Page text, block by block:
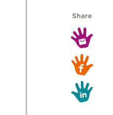
Share